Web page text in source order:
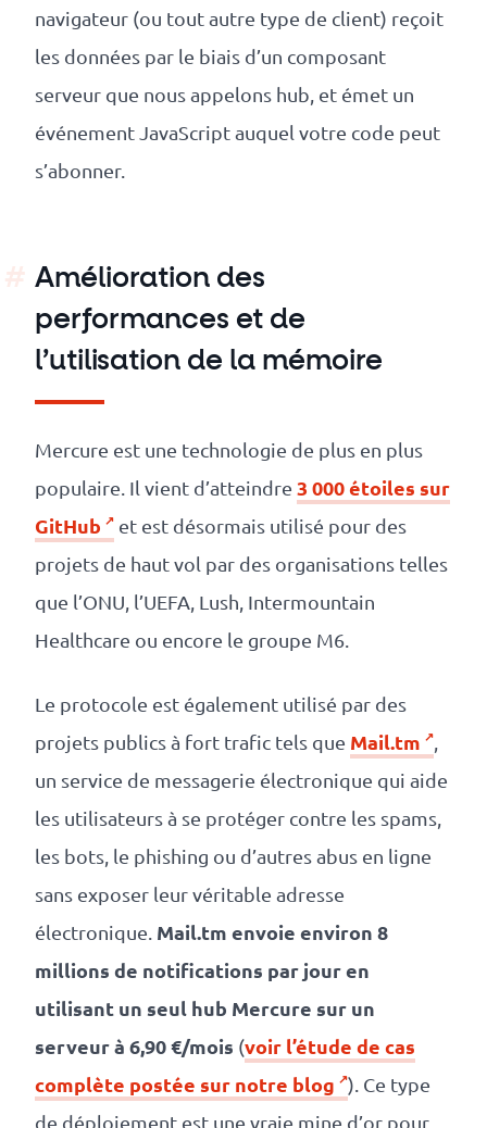
blog
navigateur (ou tout autre type de client) reçoit
les données par le biais d’un composant
serveur que nous appelons hub, et émet un
événement JavaScript auquel votre code peut
s’abonner.
Amélioration des
performances et de
l’utilisation de la mémoire
Mercure est une technologie de plus en plus
populaire. Il vient d’atteindre 3 000 étoiles sur
GitHub
et est désormais utilisé pour des
projets de haut vol par des organisations telles
que l’ONU, l’UEFA, Lush, Intermountain
Healthcare ou encore le groupe M6.
Le protocole est également utilisé par des
projets publics à fort trafic tels que Mail.tm
un service de messagerie électronique qui aide
les utilisateurs à se protéger contre les spams,
les bots, le phishing ou d’autres abus en ligne
sans exposer leur véritable adresse
électronique. Mail.tm envoie environ 8
millions de notifications par jour en
utilisant un seul hub Mercure sur un
serveur à 6,90 €/mois (voir l’étude de cas
complète postée sur notre blog
). Ce type
de déploiement est une vraie mine d’or pour